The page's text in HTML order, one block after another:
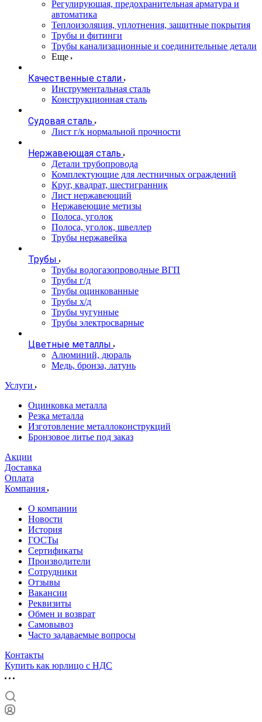
Регулирующая, предохранительная арматура и
автоматика
Теплоизоляция, уплотнения, защитные покрытия
Трубы и фитинги
Трубы канализационные и соединительные детали
Еще
Качественные стали
Инструментальная сталь
Конструкционная сталь
Судовая сталь
Лист г/к нормальной прочности
Нержавеющая сталь
Детали трубопровода
Комплектующие для лестничных ограждений
Круг, квадрат, шестигранник
Лист нержавеющий
Нержавеющие метизы
Полоса, уголок
Полоса, уголок, швеллер
Трубы нержавейка
Трубы
Трубы водогазопроводные ВГП
Трубы г/д
Трубы оцинкованные
Трубы х/д
Трубы чугунные
Трубы электросварные
Цветные металлы
Алюминий, дюраль
Медь, бронза, латунь
Услуги
Оцинковка металла
Резка металла
Изготовление металлоконструкций
Бронзовое литье под заказ
Акции
Доставка
Оплата
Компания
О компании
Новости
История
ГОСТы
Сертификаты
Производители
Сотрудники
Отзывы
Вакансии
Реквизиты
Обмен и возврат
Самовывоз
Часто задаваемые вопросы
Контакты
Купить как юрлицо с НДС